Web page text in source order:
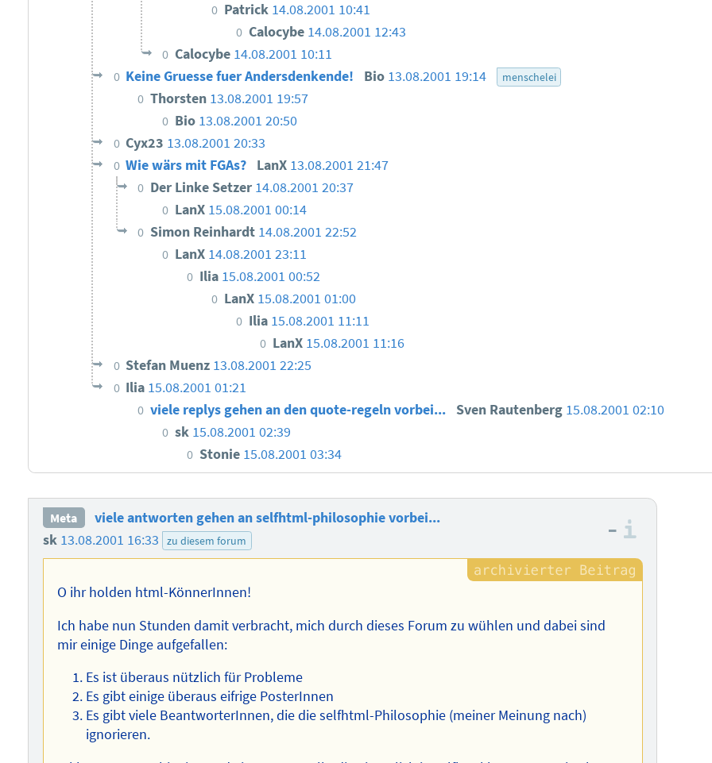
0 Patrick 14.08.2001 10:41
0 Calocybe 14.08.2001 12:43
0 Calocybe 14.08.2001 10:11
0 Keine Gruesse fuer Andersdenkende! Bio 13.08.2001 19:14 menschelei
0 Thorsten 13.08.2001 19:57
0 Bio 13.08.2001 20:50
0 Cyx23 13.08.2001 20:33
0 Wie wärs mit FGAs? LanX 13.08.2001 21:47
0 Der Linke Setzer 14.08.2001 20:37
0 LanX 15.08.2001 00:14
0 Simon Reinhardt 14.08.2001 22:52
0 LanX 14.08.2001 23:11
0 Ilia 15.08.2001 00:52
0 LanX 15.08.2001 01:00
0 Ilia 15.08.2001 11:11
0 LanX 15.08.2001 11:16
0 Stefan Muenz 13.08.2001 22:25
0 Ilia 15.08.2001 01:21
0 viele replys gehen an den quote-regeln vorbei... Sven Rautenberg 15.08.2001 02:10
0 sk 15.08.2001 02:39
0 Stonie 15.08.2001 03:34
Meta
viele antworten gehen an selfhtml-philosophie vorbei...
sk 13.08.2001 16:33 zu diesem forum –
O ihr holden html-KönnerInnen!
Ich habe nun Stunden damit verbracht, mich durch dieses Forum zu wühlen und dabei sind
mir einige Dinge aufgefallen:
Es ist überaus nützlich für Probleme
Es gibt einige überaus eifrige PosterInnen
Es gibt viele BeantworterInnen, die die selfhtml-Philosophie (meiner Meinung nach)
ignorieren.